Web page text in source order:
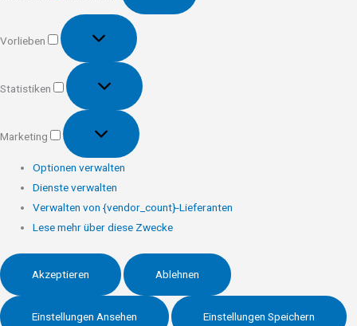
Vorlieben
Vorlieben
Statistiken
Statistiken
Marketing
Marketing
Optionen verwalten
Dienste verwalten
Verwalten von {vendor_count}-Lieferanten
Lese mehr über diese Zwecke
Akzeptieren Ablehnen
Einstellungen Ansehen Einstellungen Speichern